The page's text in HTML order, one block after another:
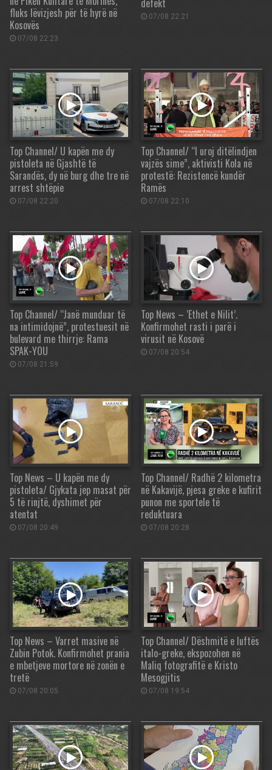
fluks lëvizjesh për të hyrë në
Kosovës
07/08 22:23
defekt
07/08 22:21
Top Channel/ U kapën me dy
pistoleta në Gjashtë të
Sarandës, dy në burg dhe tre në
arrest shtëpie
07/08 22:20
Top Channel/ “I uroj ditëlindjen
vajzës sime”, aktivisti Kola në
protestë: Rezistencë kundër
Ramës
07/08 22:10
Top Channel/ “Janë munduar të
na intimidojnë”, protestuesit në
bulevard me thirrje: Rama
SPAK-YOU
07/08 21:59
Top News – ‘Ethet e Nilit’.
Konfirmohet rasti i parë i
virusit në Kosovë
07/08 20:54
Top News – U kapën me dy
pistoleta/ Gjykata jep masat për
5 të rinjtë, dyshimet për
atentat
07/08 20:49
Top Channel/ Radhë 2 kilometra
në Kakavijë, pjesa greke e kufirit
punon me sportele të
reduktuara
07/08 20:28
Top News – Varret masive në
Zubin Potok. Konfirmohet prania
e mbetjeve mortore në zonën e
tretë
07/08 20:05
Top Channel/ Dëshmitë e luftës
italo-greke, ekspozohen në
Maliq fotografitë e Kristo
Mesogjitis
07/08 19:54